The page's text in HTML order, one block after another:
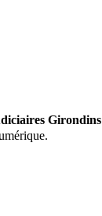
Girondins